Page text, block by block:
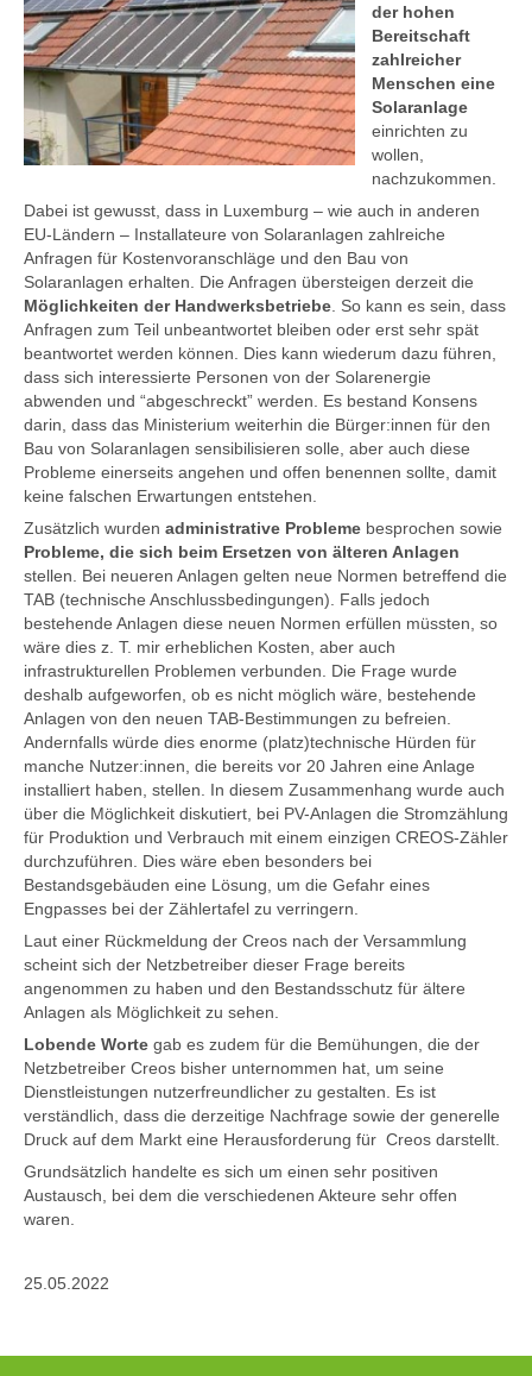
der hohen
Bereitschaft
zahlreicher
Menschen eine
Solaranlage
einrichten zu
wollen,
nachzukommen.
Dabei ist gewusst, dass in Luxemburg – wie auch in anderen
EU-Ländern – Installateure von Solaranlagen zahlreiche
Anfragen für Kostenvoranschläge und den Bau von
Solaranlagen erhalten. Die Anfragen übersteigen derzeit die
Möglichkeiten der Handwerksbetriebe . So kann es sein, dass
Anfragen zum Teil unbeantwortet bleiben oder erst sehr spät
beantwortet werden können. Dies kann wiederum dazu führen,
dass sich interessierte Personen von der Solarenergie
abwenden und “abgeschreckt” werden. Es bestand Konsens
darin, dass das Ministerium weiterhin die Bürger:innen für den
Bau von Solaranlagen sensibilisieren solle, aber auch diese
Probleme einerseits angehen und offen benennen sollte, damit
keine falschen Erwartungen entstehen.
Zusätzlich wurden administrative Probleme besprochen sowie
Probleme, die sich beim Ersetzen von älteren Anlagen
stellen. Bei neueren Anlagen gelten neue Normen betreffend die
TAB (technische Anschlussbedingungen). Falls jedoch
bestehende Anlagen diese neuen Normen erfüllen müssten, so
wäre dies z. T. mir erheblichen Kosten, aber auch
infrastrukturellen Problemen verbunden. Die Frage wurde
deshalb aufgeworfen, ob es nicht möglich wäre, bestehende
Anlagen von den neuen TAB-Bestimmungen zu befreien.
Andernfalls würde dies enorme (platz)technische Hürden für
manche Nutzer:innen, die bereits vor 20 Jahren eine Anlage
installiert haben, stellen. In diesem Zusammenhang wurde auch
über die Möglichkeit diskutiert, bei PV-Anlagen die Stromzählung
für Produktion und Verbrauch mit einem einzigen CREOS-Zähler
durchzuführen. Dies wäre eben besonders bei
Bestandsgebäuden eine Lösung, um die Gefahr eines
Engpasses bei der Zählertafel zu verringern.
Laut einer Rückmeldung der Creos nach der Versammlung
scheint sich der Netzbetreiber dieser Frage bereits
angenommen zu haben und den Bestandsschutz für ältere
Anlagen als Möglichkeit zu sehen.
Lobende Worte gab es zudem für die Bemühungen, die der
Netzbetreiber Creos bisher unternommen hat, um seine
Dienstleistungen nutzerfreundlicher zu gestalten. Es ist
verständlich, dass die derzeitige Nachfrage sowie der generelle
Druck auf dem Markt eine Herausforderung für Creos darstellt.
Grundsätzlich handelte es sich um einen sehr positiven
Austausch, bei dem die verschiedenen Akteure sehr offen
waren.
25.05.2022